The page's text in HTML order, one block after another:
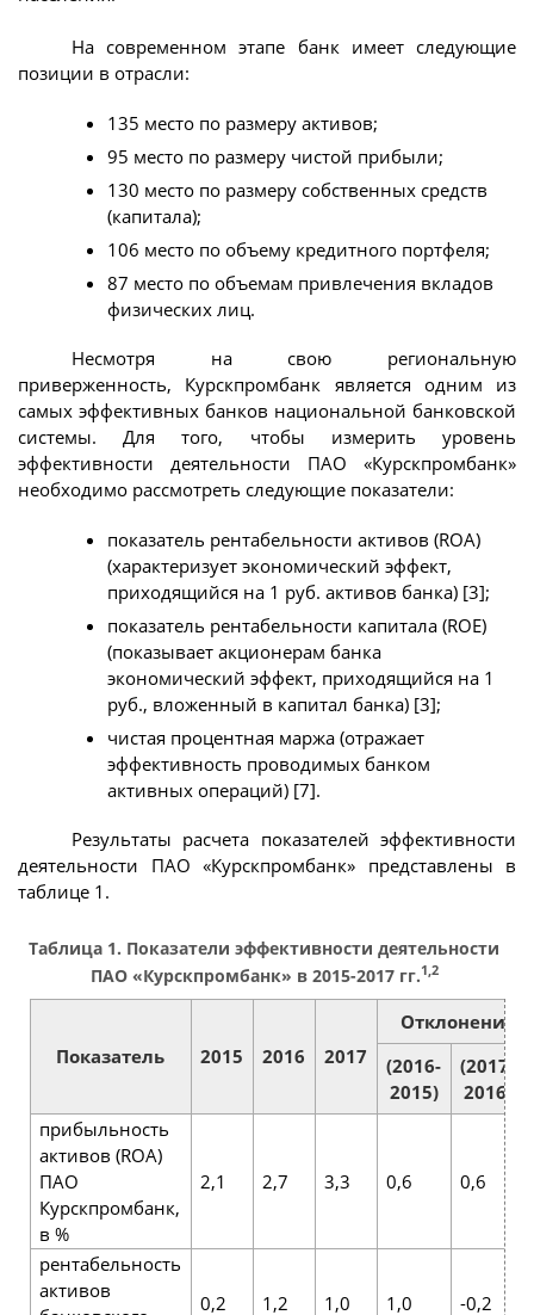
На современном этапе банк имеет следующие
позиции в отрасли:
135 место по размеру активов;
95 место по размеру чистой прибыли;
130 место по размеру собственных средств
(капитала);
106 место по объему кредитного портфеля;
87 место по объемам привлечения вкладов
физических лиц.
Несмотря на свою региональную
приверженность, Курскпромбанк является одним из
самых эффективных банков национальной банковской
системы. Для того, чтобы измерить уровень
эффективности деятельности ПАО «Курскпромбанк»
необходимо рассмотреть следующие показатели:
показатель рентабельности активов (ROA)
(характеризует экономический эффект,
приходящийся на 1 руб. активов банка) [3];
показатель рентабельности капитала (ROE)
(показывает акционерам банка
экономический эффект, приходящийся на 1
руб., вложенный в капитал банка) [3];
чистая процентная маржа (отражает
эффективность проводимых банком
активных операций) [7].
Результаты расчета показателей эффективности
деятельности ПАО «Курскпромбанк» представлены в
таблице 1.
Таблица 1. Показатели эффективности деятельности
ПАО «Курскпромбанк» в 2015-2017 гг.1,2
Показатель 2015 2016 2017
Отклонение,
(2016-
2015)
(2017-
2016)
прибыльность
активов (ROA)
ПАО
Курскпромбанк,
в %
2,1 2,7 3,3 0,6 0,6
рентабельность
активов
0,2 1,2 1,0 1,0 -0,2